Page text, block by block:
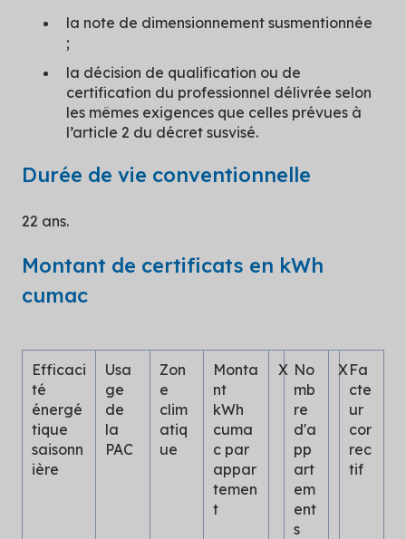
la note de dimensionnement susmentionnée
;
la décision de qualification ou de
certification du professionnel délivrée selon
les mêmes exigences que celles prévues à
l’article 2 du décret susvisé.
Durée de vie conventionnelle
22 ans.
Montant de certificats en kWh
cumac
Efficaci
té
énergé
tique
saisonn
ière
Usa
ge
de
la
PAC
Zon
e
clim
atiq
ue
Monta
nt
kWh
cuma
c par
appar
temen
t
X No
mb
re
d'a
pp
art
em
ent
s
X Fa
cte
ur
cor
rec
tif